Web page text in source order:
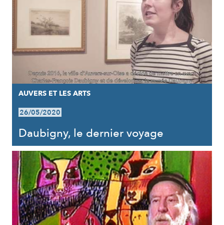
AUVERS ET LES ARTS
26/05/2020
Daubigny, le dernier voyage